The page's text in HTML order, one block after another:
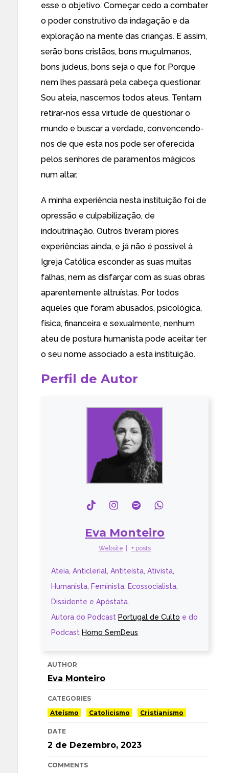
esse o objetivo. Começar cedo a combater
o poder construtivo da indagação e da
exploração na mente das crianças. E assim,
serão bons cristãos, bons muçulmanos,
bons judeus, bons seja o que for. Porque
nem lhes passará pela cabeça questionar.
Sou ateia, nascemos todos ateus. Tentam
retirar-nos essa virtude de questionar o
mundo e buscar a verdade, convencendo-
nos de que esta nos pode ser oferecida
pelos senhores de paramentos mágicos
num altar.
A minha experiência nesta instituição foi de
opressão e culpabilização, de
indoutrinação. Outros tiveram piores
experiências ainda, e já não é possível à
Igreja Católica esconder as suas muitas
falhas, nem as disfarçar com as suas obras
aparentemente altruístas. Por todos
aqueles que foram abusados, psicológica,
física, financeira e sexualmente, nenhum
ateu de postura humanista pode aceitar ter
o seu nome associado a esta instituição.
Perfil de Autor
Eva Monteiro
Website + posts
Ateia, Anticlerial, Antiteísta, Ativista,
Humanista, Feminista, Ecossocialista,
Dissidente e Apóstata.
Autora do Podcast Portugal de Culto e do
Podcast Homo SemDeus
AUTHOR
Eva Monteiro
CATEGORIES
Ateísmo
Catolicismo Cristianismo
DATE
2 de Dezembro, 2023
COMMENTS